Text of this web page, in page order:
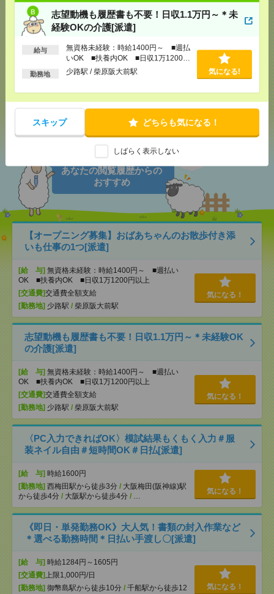
志望動機も履歴書も不要！日収1.1万円～＊未
経験OKの介護[派遣]
給与
無資格未経験：時給1400円～ ■週払
いOK ■扶養内OK ■日収1万1200円
以上
勤務地 少路駅 / 柴原阪大前駅 気になる!
スキップ どちらも気になる！
しばらく表示しない
気になる！ 電話応募
LINE
シェア ツイート ブックマーク
あなたの閲覧履歴からの
おすすめ
【オープニング募集】おばあちゃんのお散歩付き添
いも仕事の1つ[派遣]
[給 与] 無資格未経験：時給1400円～ ■週払い
OK ■扶養内OK ■日収1万1200円以上
[交通費]交通費全額支給
[勤務地] 少路駅 / 柴原阪大前駅
気になる！
志望動機も履歴書も不要！日収1.1万円～＊未経験OK
の介護[派遣]
[給 与] 無資格未経験：時給1400円～ ■週払い
OK ■扶養内OK ■日収1万1200円以上
[交通費]交通費全額支給
[勤務地] 少路駅 / 柴原阪大前駅
気になる！
〈PC入力できればOK〉模試結果もくもく入力＃服
装ネイル自由＃短時間OK＃日払[派遣]
[給 与] 時給1600円
[勤務地] 西梅田駅から徒歩3分 / 大阪梅田(阪神線)駅
から徒歩4分 / 大阪駅から徒歩4分 / …
気になる！
《即日・単発勤務OK》大人気！書類の封入作業など
＊選べる勤務時間＊日払い手渡し〇[派遣]
[給 与] 時給1284円～1605円
[交通費] 上限1,000円/日
[勤務地] 御幣島駅から徒歩10分 / 千船駅から徒歩12
気になる！